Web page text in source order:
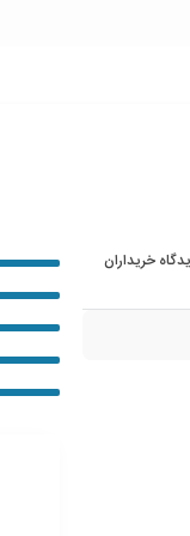
خریداران